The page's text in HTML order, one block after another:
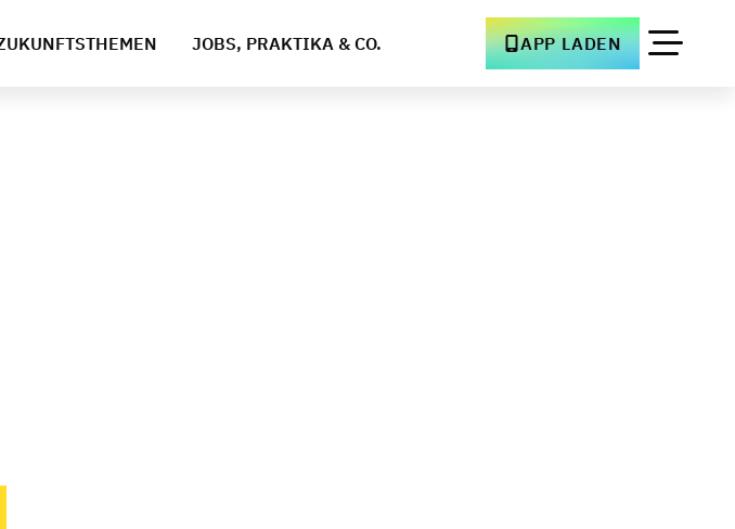
JOBS, PRAKTIKA & CO. APP LADEN